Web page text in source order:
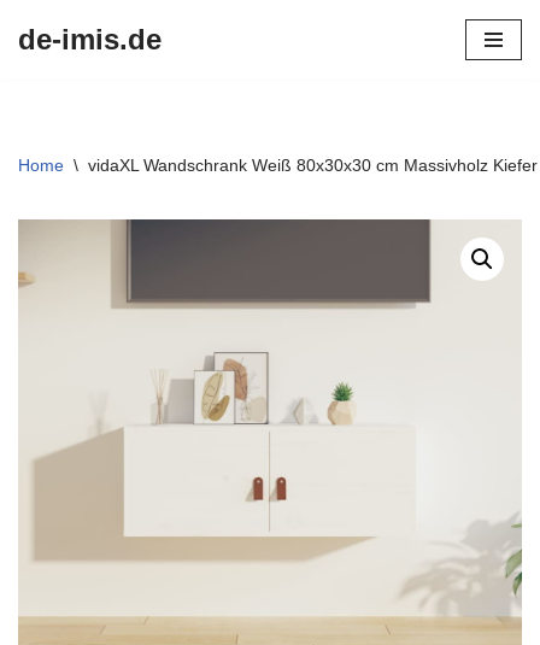
de-imis.de
Home \ vidaXL Wandschrank Weiß 80x30x30 cm Massivholz Kiefer